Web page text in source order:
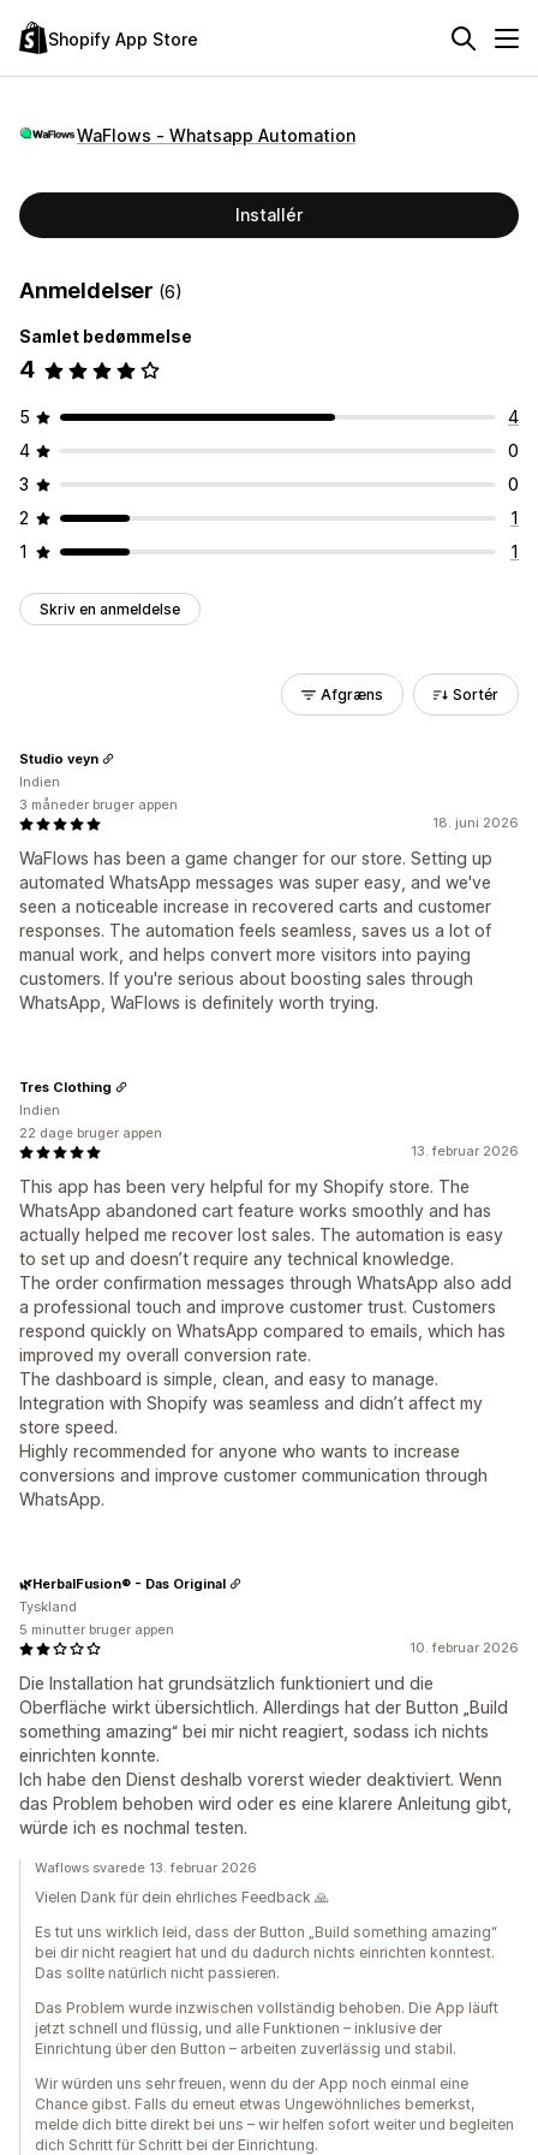
Shopify App Store
WaFlows ‑ Whatsapp Automation
Installér
Anmeldelser (6)
Samlet bedømmelse
4
5
4
4
0
3
0
2
1
1
1
Skriv en anmeldelse
Afgræns Sortér
18. juni 2026
WaFlows has been a game changer for our store. Setting up
automated WhatsApp messages was super easy, and we've
seen a noticeable increase in recovered carts and customer
responses. The automation feels seamless, saves us a lot of
manual work, and helps convert more visitors into paying
customers. If you're serious about boosting sales through
WhatsApp, WaFlows is definitely worth trying.
Studio veyn
Indien
3 måneder bruger appen
13. februar 2026
This app has been very helpful for my Shopify store. The
WhatsApp abandoned cart feature works smoothly and has
actually helped me recover lost sales. The automation is easy
to set up and doesn’t require any technical knowledge.
The order confirmation messages through WhatsApp also add
a professional touch and improve customer trust. Customers
respond quickly on WhatsApp compared to emails, which has
improved my overall conversion rate.
The dashboard is simple, clean, and easy to manage.
Integration with Shopify was seamless and didn’t affect my
store speed.
Highly recommended for anyone who wants to increase
conversions and improve customer communication through
WhatsApp.
Tres Clothing
Indien
22 dage bruger appen
10. februar 2026
Die Installation hat grundsätzlich funktioniert und die
Oberfläche wirkt übersichtlich. Allerdings hat der Button „Build
something amazing“ bei mir nicht reagiert, sodass ich nichts
einrichten konnte.
Ich habe den Dienst deshalb vorerst wieder deaktiviert. Wenn
das Problem behoben wird oder es eine klarere Anleitung gibt,
würde ich es nochmal testen.
🌿HerbalFusion® - Das Original
Tyskland
5 minutter bruger appen
Waflows svarede 13. februar 2026
Vielen Dank für dein ehrliches Feedback 🙏
Es tut uns wirklich leid, dass der Button „Build something amazing“
bei dir nicht reagiert hat und du dadurch nichts einrichten konntest.
Das sollte natürlich nicht passieren.
Das Problem wurde inzwischen vollständig behoben. Die App läuft
jetzt schnell und flüssig, und alle Funktionen – inklusive der
Einrichtung über den Button – arbeiten zuverlässig und stabil.
Wir würden uns sehr freuen, wenn du der App noch einmal eine
Chance gibst. Falls du erneut etwas Ungewöhnliches bemerkst,
melde dich bitte direkt bei uns – wir helfen sofort weiter und begleiten
dich Schritt für Schritt bei der Einrichtung.